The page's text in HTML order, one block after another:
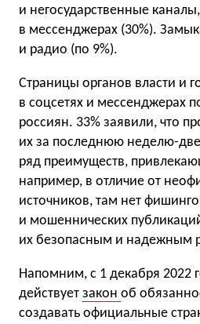
и негосударственные
в мессенджерах (30%).
и радио (по 9%).
Страницы органов власти и
в соцсетях и мессенджерах
россиян. 33% заявили, что
их за последнюю неделю-
ряд преимуществ,
например, в отличие от
источников, там нет
и мошеннических
их безопасным и надежным
Напомним, с 1 декабря 2022
действует закон об
создавать официальные